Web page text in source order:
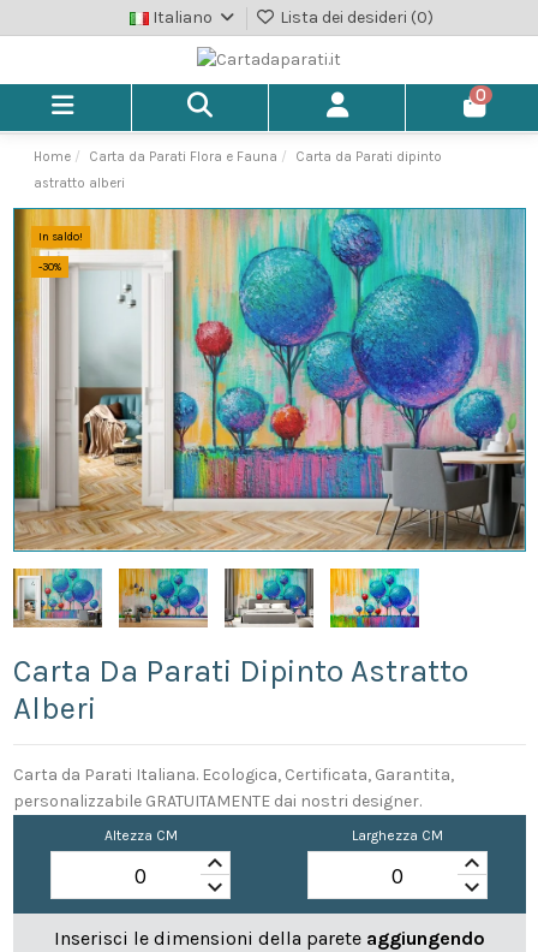
Italiano Lista dei desideri (0)
0
Home Carta da Parati Flora e Fauna
Carta da Parati dipinto
astratto alberi
In saldo!
-30%
Carta Da Parati Dipinto Astratto
Alberi
Carta da Parati Italiana. Ecologica, Certificata, Garantita,
personalizzabile GRATUITAMENTE dai nostri designer.
Altezza CM
keyboard_arrow_up
keyboard_arrow_down
Larghezza CM
keyboard_arrow_up
keyboard_arrow_down
Inserisci le dimensioni della parete aggiungendo